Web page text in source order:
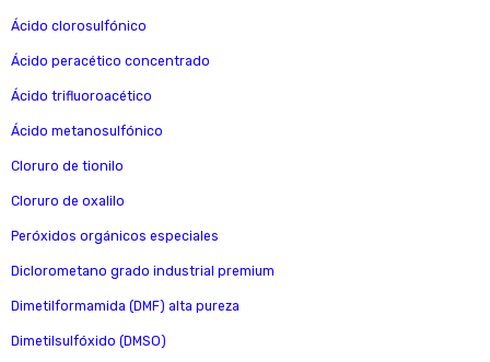
Ácido clorosulfónico
Ácido peracético concentrado
Ácido trifluoroacético
Ácido metanosulfónico
Cloruro de tionilo
Cloruro de oxalilo
Peróxidos orgánicos especiales
Diclorometano grado industrial premium
Dimetilformamida (DMF) alta pureza
Dimetilsulfóxido (DMSO)